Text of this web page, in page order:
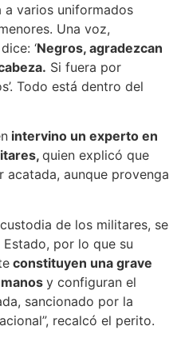
a varios uniformados
Una voz,
‘Negros, agradezcan
Si fuera por
Todo está dentro del
intervino un experto en
quien explicó que
acatada, aunque provenga
de los militares, se
por lo que su
constituyen una grave
y configuran el
sancionado por la
recalcó el perito.